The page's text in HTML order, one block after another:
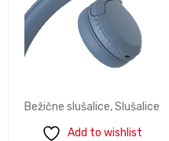
Bežične slušalice,Slušalice
Add to wishlist